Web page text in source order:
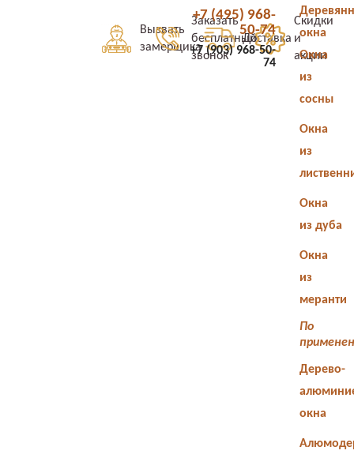
Вызвать
замерщика
Заказать
бесплатный
звонок
Доставка
Скидки
и
акции
+7 (495) 968-
50-74
+7 (903) 968-50-
74
окна
Окна
из
сосны
Окна
из
Окна
из дуба
Окна
из
меранти
По
Дерево-
окна